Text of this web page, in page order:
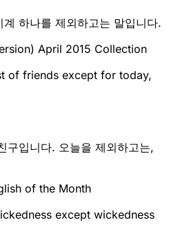
하나를 제외하고는 말입니다.
April 2015 Collection
of friends except for today,
구입니다. 오늘을 제외하고는,
of the Month
except wickedness